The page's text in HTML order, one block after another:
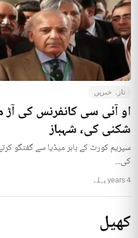
تازہ خبریں
او آئی سی کانفرنس کی آڑ
شکنی کی، شہباز
سپریم کورٹ کے باہر میڈیا سے گفتگو
کی...
4 years پہلے
کھیل